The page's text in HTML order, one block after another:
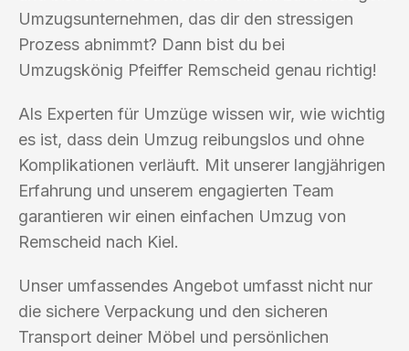
Umzugsunternehmen, das dir den stressigen
Prozess abnimmt? Dann bist du bei
Umzugskönig Pfeiffer Remscheid genau richtig!
Als Experten für Umzüge wissen wir, wie wichtig
es ist, dass dein Umzug reibungslos und ohne
Komplikationen verläuft. Mit unserer langjährigen
Erfahrung und unserem engagierten Team
garantieren wir einen einfachen Umzug von
Remscheid nach Kiel.
Unser umfassendes Angebot umfasst nicht nur
die sichere Verpackung und den sicheren
Transport deiner Möbel und persönlichen